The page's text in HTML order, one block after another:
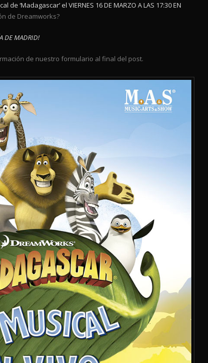
de ‘Madagascar’ el VIERNES 16 DE MARZO A LAS 17:30 EN
de Dreamworks?
DE MADRID!
de nuestro formulario al final del post.